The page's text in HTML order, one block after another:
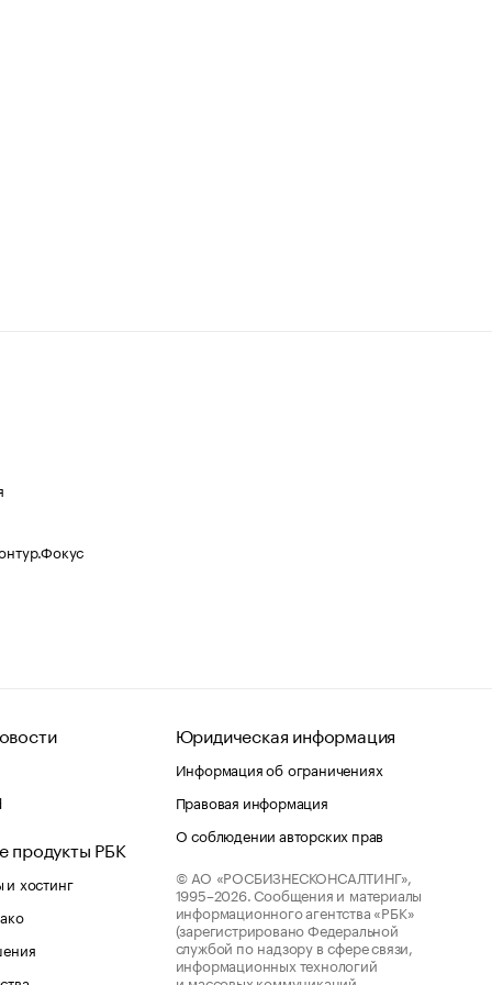
продукты РБК
хостинг
Юридическая информация
Информация об ограничениях
Правовая информация
О соблюдении авторских прав
© АО «РОСБИЗНЕСКОНСАЛТИНГ»,
1995–2026. Сообщения и материалы
информационного агентства «РБК»
(зарегистрировано Федеральной
службой по надзору в сфере связи,
информационных технологий